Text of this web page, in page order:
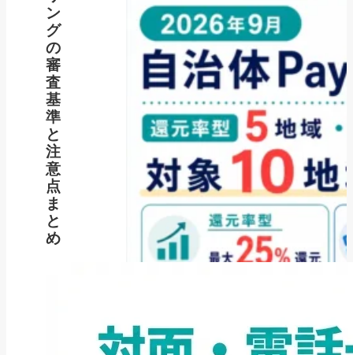
ン
グ
の
審
査
基
準
と
注
意
点
ま
と
め